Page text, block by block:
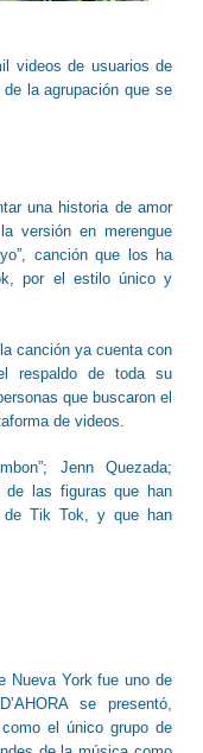
videos de usuarios de
la agrupación que se
una historia de amor
versión en merengue
canción que los ha
por el estilo único y
canción ya cuenta con
respaldo de toda su
que buscaron el
de videos.
Jenn Quezada;
de las figuras que han
de Tik Tok, y que han
Nueva York fue uno de
se presentó,
el único grupo de